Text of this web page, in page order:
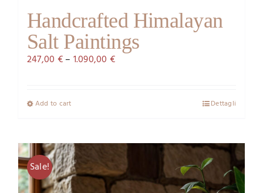
Handcrafted Himalayan
Salt Paintings
247,00 €– 1.090,00 €
Add to cart Dettagli
Sale!